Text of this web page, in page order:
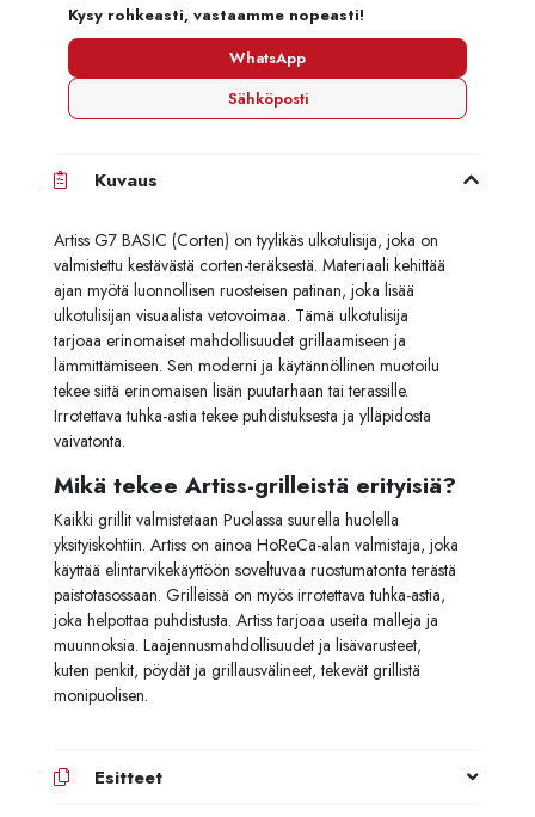
Kysy rohkeasti, vastaamme nopeasti!
WhatsApp
Sähköposti
Kuvaus
Artiss G7 BASIC (Corten) on tyylikäs ulkotulisija, joka on
valmistettu kestävästä corten-teräksestä. Materiaali kehittää
ajan myötä luonnollisen ruosteisen patinan, joka lisää
ulkotulisijan visuaalista vetovoimaa. Tämä ulkotulisija
tarjoaa erinomaiset mahdollisuudet grillaamiseen ja
lämmittämiseen. Sen moderni ja käytännöllinen muotoilu
tekee siitä erinomaisen lisän puutarhaan tai terassille.
Irrotettava tuhka-astia tekee puhdistuksesta ja ylläpidosta
vaivatonta.
Mikä tekee Artiss-grilleistä erityisiä?
Kaikki grillit valmistetaan Puolassa suurella huolella
yksityiskohtiin. Artiss on ainoa HoReCa-alan valmistaja, joka
käyttää elintarvikekäyttöön soveltuvaa ruostumatonta terästä
paistotasossaan. Grilleissä on myös irrotettava tuhka-astia,
joka helpottaa puhdistusta. Artiss tarjoaa useita malleja ja
muunnoksia. Laajennusmahdollisuudet ja lisävarusteet,
kuten penkit, pöydät ja grillausvälineet, tekevät grillistä
monipuolisen.
Esitteet